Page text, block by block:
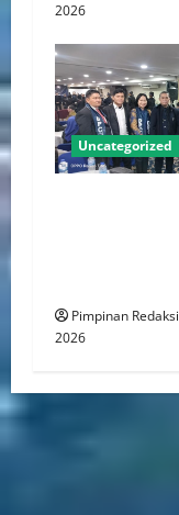
2026
Uncategorized
Pimpinan Redaksi
2026